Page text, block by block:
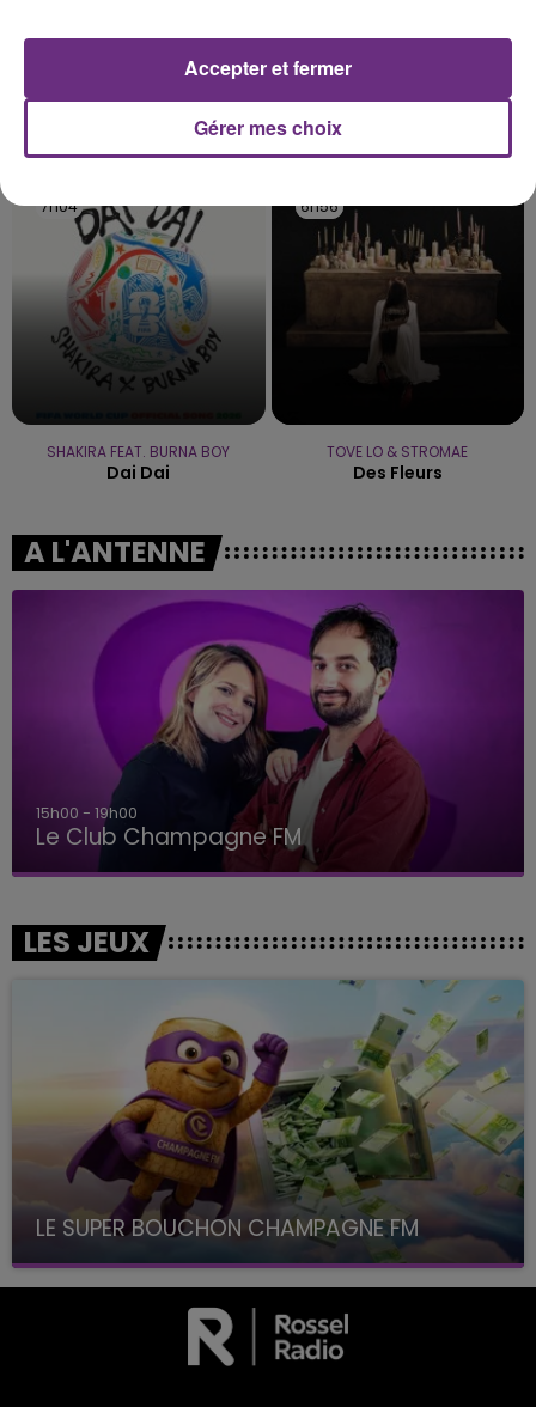
CHRISTOPHE MAE
La Lune The Reason
7h04
7h04
SHAKIRA FEAT. BURNA BOY
Dai Dai
6h56
6h56
TOVE LO & STROMAE
Des Fleurs
A L'ANTENNE
19h00 - 19h15
LA POP MACHINE - CHAMPAGNE FM
LES JEUX
LE SUPER BOUCHON CHAMPAGNE FM
avec La Famille Champagne FM, à 8H10
Gérer mes choix
Accepter et fermer